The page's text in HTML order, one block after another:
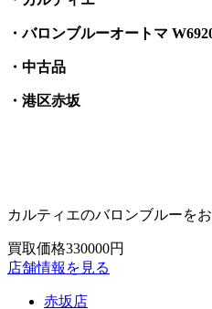
・バロンブルーオートマ
・中古品
・港区赤坂
カルティエのバロンブルーを
買取価格330000円
店舗情報を見る
赤坂店